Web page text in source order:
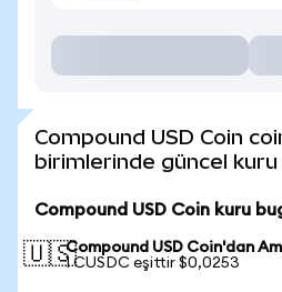
Compound USD Coin
birimlerinde güncel kuru
Compound USD Coin kuru
🇺🇸Compound USD Coin'dan
1 CUSDC eşittir $0,0253